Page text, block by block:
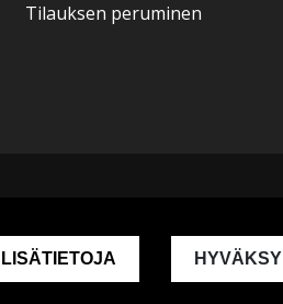
Tilauksen peruminen
LISÄTIETOJA HYVÄKSY